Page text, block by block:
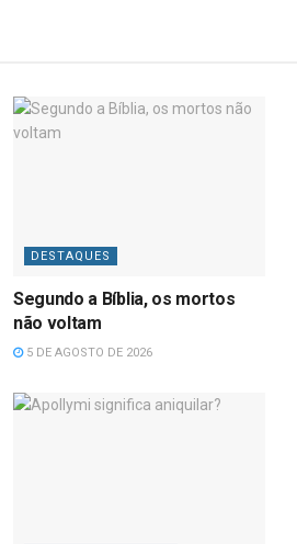
DESTAQUES
Segundo a Bíblia, os mortos
não voltam
5 DE AGOSTO DE 2026